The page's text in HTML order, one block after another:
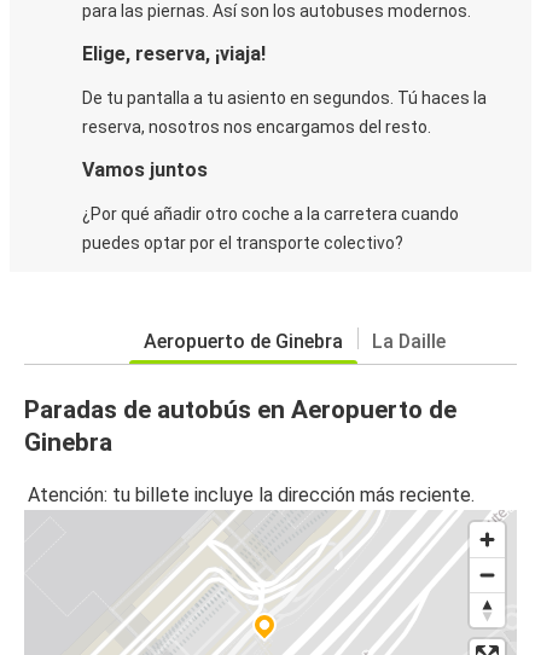
para las piernas. Así son los autobuses modernos.
Elige, reserva, ¡viaja!
De tu pantalla a tu asiento en segundos. Tú haces la
reserva, nosotros nos encargamos del resto.
Vamos juntos
¿Por qué añadir otro coche a la carretera cuando
puedes optar por el transporte colectivo?
Aeropuerto de Ginebra La Daille
Paradas de autobús en Aeropuerto de
Ginebra
Atención: tu billete incluye la dirección más reciente.